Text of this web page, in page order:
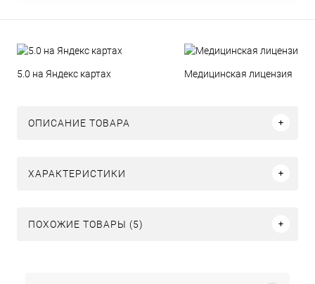
5.0 на Яндекс картах Медицинская лицензия
ОПИСАНИЕ ТОВАРА
ХАРАКТЕРИСТИКИ
ПОХОЖИЕ ТОВАРЫ (5)